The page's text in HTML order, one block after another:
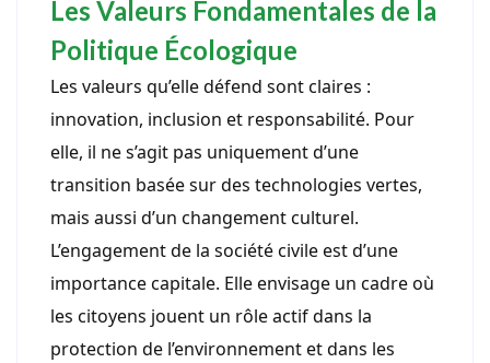
Les Valeurs Fondamentales de la
Politique Écologique
Les valeurs qu’elle défend sont claires :
innovation, inclusion et responsabilité. Pour
elle, il ne s’agit pas uniquement d’une
transition basée sur des technologies vertes,
mais aussi d’un changement culturel.
L’engagement de la société civile est d’une
importance capitale. Elle envisage un cadre où
les citoyens jouent un rôle actif dans la
protection de l’environnement et dans les